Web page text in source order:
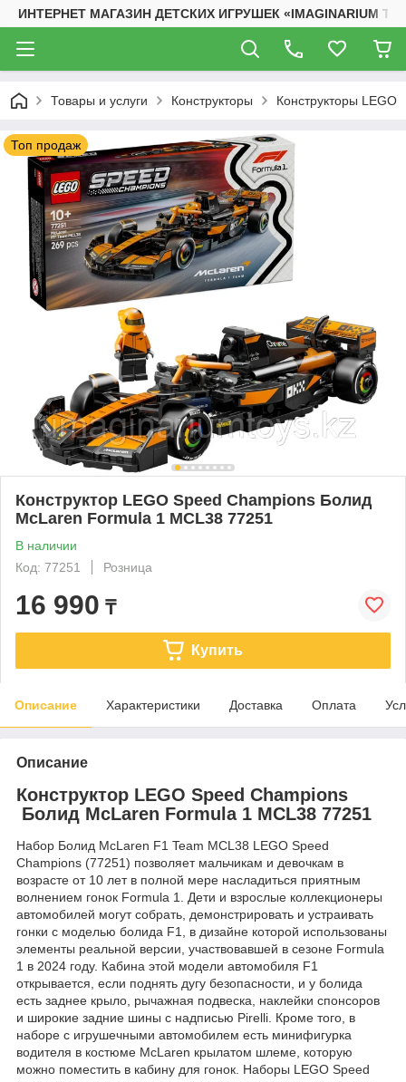
ИНТЕРНЕТ МАГАЗИН ДЕТСКИХ ИГРУШЕК «IMAGINARIUM
Товары и услуги Конструкторы Конструкторы LEGO
Топ продаж
Конструктор LEGO Speed Champions Болид
McLaren Formula 1 MCL38 77251
В наличии
Код: 77251
Розница
16 990 ₸
Купить
Описание Характеристики Доставка Оплата
Описание
Конструктор LEGO Speed Champions
Болид McLaren Formula 1 MCL38 77251
Набор Болид McLaren F1 Team MCL38 LEGO Speed
Champions (77251) позволяет мальчикам и девочкам в
возрасте от 10 лет в полной мере насладиться приятным
волнением гонок Formula 1. Дети и взрослые коллекционеры
автомобилей могут собрать, демонстрировать и устраивать
гонки с моделью болида F1, в дизайне которой использованы
элементы реальной версии, участвовавшей в сезоне Formula
1 в 2024 году. Кабина этой модели автомобиля F1
открывается, если поднять дугу безопасности, и у болида
есть заднее крыло, рычажная подвеска, наклейки спонсоров
и широкие задние шины с надписью Pirelli. Кроме того, в
наборе с игрушечными автомобилем есть минифигурка
водителя в костюме McLaren крылатом шлеме, которую
можно поместить в кабину для гонок. Наборы LEGO Speed